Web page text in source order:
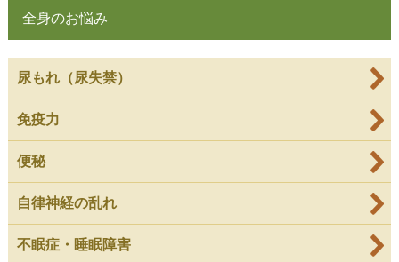
全身のお悩み
尿もれ（尿失禁）
免疫力
便秘
自律神経の乱れ
不眠症・睡眠障害